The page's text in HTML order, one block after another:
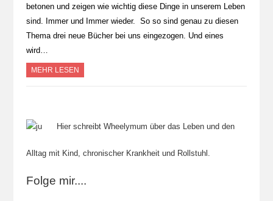
betonen und zeigen wie wichtig diese Dinge in unserem Leben
sind. Immer und Immer wieder. So so sind genau zu diesen
Thema drei neue Bücher bei uns eingezogen. Und eines
wird…
MEHR LESEN
Hier schreibt Wheelymum über das Leben und den
Alltag mit Kind, chronischer Krankheit und Rollstuhl.
Folge mir....